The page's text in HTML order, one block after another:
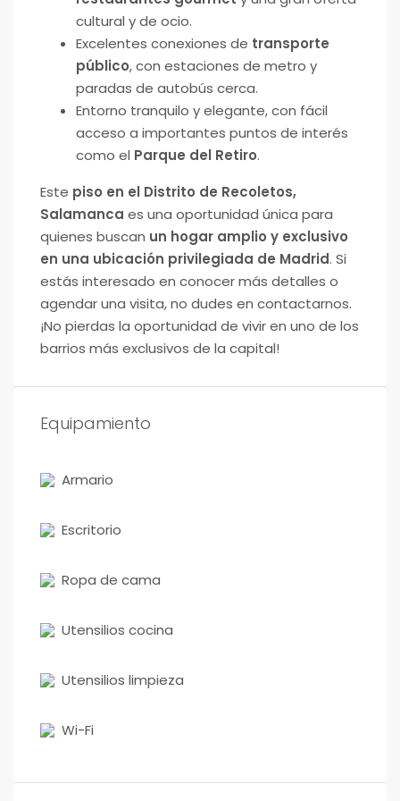
cultural y de ocio.
Excelentes conexiones de transporte
público, con estaciones de metro y
paradas de autobús cerca.
Entorno tranquilo y elegante, con fácil
acceso a importantes puntos de interés
como el Parque del Retiro.
Este piso en el Distrito de Recoletos,
Salamanca es una oportunidad única para
quienes buscan un hogar amplio y exclusivo
en una ubicación privilegiada de Madrid. Si
estás interesado en conocer más detalles o
agendar una visita, no dudes en contactarnos.
¡No pierdas la oportunidad de vivir en uno de los
barrios más exclusivos de la capital!
Equipamiento
Armario
Escritorio
Ropa de cama
Utensilios cocina
Utensilios limpieza
Wi-Fi